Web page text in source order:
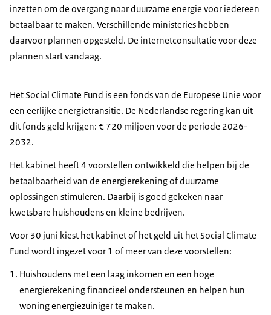
inzetten om de overgang naar duurzame energie voor iedereen
betaalbaar te maken. Verschillende ministeries hebben
daarvoor plannen opgesteld. De internetconsultatie voor deze
plannen start vandaag.
Het Social Climate Fund is een fonds van de Europese Unie voor
een eerlijke energietransitie. De Nederlandse regering kan uit
dit fonds geld krijgen: € 720 miljoen voor de periode 2026-
2032.
Het kabinet heeft 4 voorstellen ontwikkeld die helpen bij de
betaalbaarheid van de energierekening of duurzame
oplossingen stimuleren. Daarbij is goed gekeken naar
kwetsbare huishoudens en kleine bedrijven.
Voor 30 juni kiest het kabinet of het geld uit het Social Climate
Fund wordt ingezet voor 1 of meer van deze voorstellen:
Huishoudens met een laag inkomen en een hoge
energierekening financieel ondersteunen en helpen hun
woning energiezuiniger te maken.